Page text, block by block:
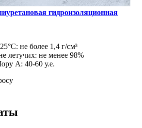
гидроизоляционная
не более 1,4 г/см³
летучих: не менее 98%
А: 40-60 у.е.